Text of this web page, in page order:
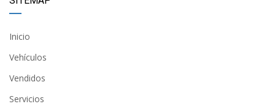
Inicio
Vehículos
Vendidos
Servicios